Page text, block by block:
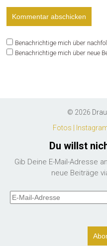
Benachrichtige mich über
Benachrichtige mich über neue
© 2026
Fotos |
Du willst
Gib Deine E-Mail-Adresse
neue Beiträge
E-